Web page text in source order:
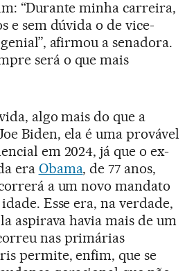
“Durante minha carreira,
e sem dúvida o de vice-
afirmou a senadora.
será o que mais
algo mais do que a
Biden, ela é uma provável
em 2024, já que o ex-
era Obama, de 77 anos,
a um novo mandato
Esse era, na verdade,
aspirava havia mais de um
nas primárias
permite, enfim, que se